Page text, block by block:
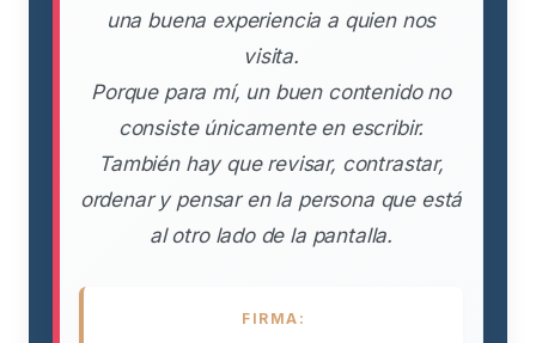
una buena experiencia a quien nos
visita.
Porque para mí, un buen contenido no
consiste únicamente en escribir.
También hay que revisar, contrastar,
ordenar y pensar en la persona que está
al otro lado de la pantalla.
FIRMA: